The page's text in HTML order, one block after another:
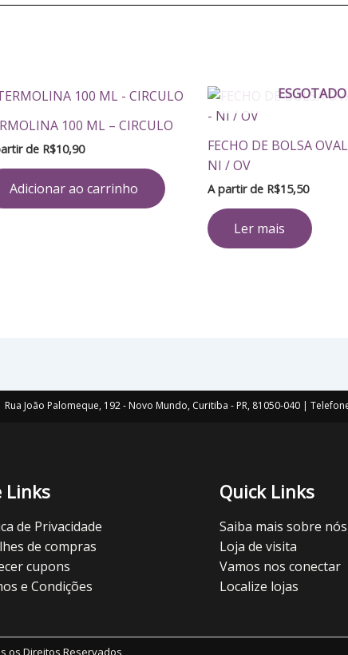
100 ML – CIRCULO
de R$10,90
Adicionar ao carrinho
ESGOTADO
FECHO DE BOLSA
NI / OV
A partir de R$15,50
Ler mais
| Rua João Palomeque, 192 - Novo Mundo, Curitiba - PR, 81050-040 |
Links
de Privacidade
de compras
cupons
e Condições
Quick Links
Saiba mais sobre nós
Loja de visita
Vamos nos conectar
Localize lojas
os Direitos Reservados